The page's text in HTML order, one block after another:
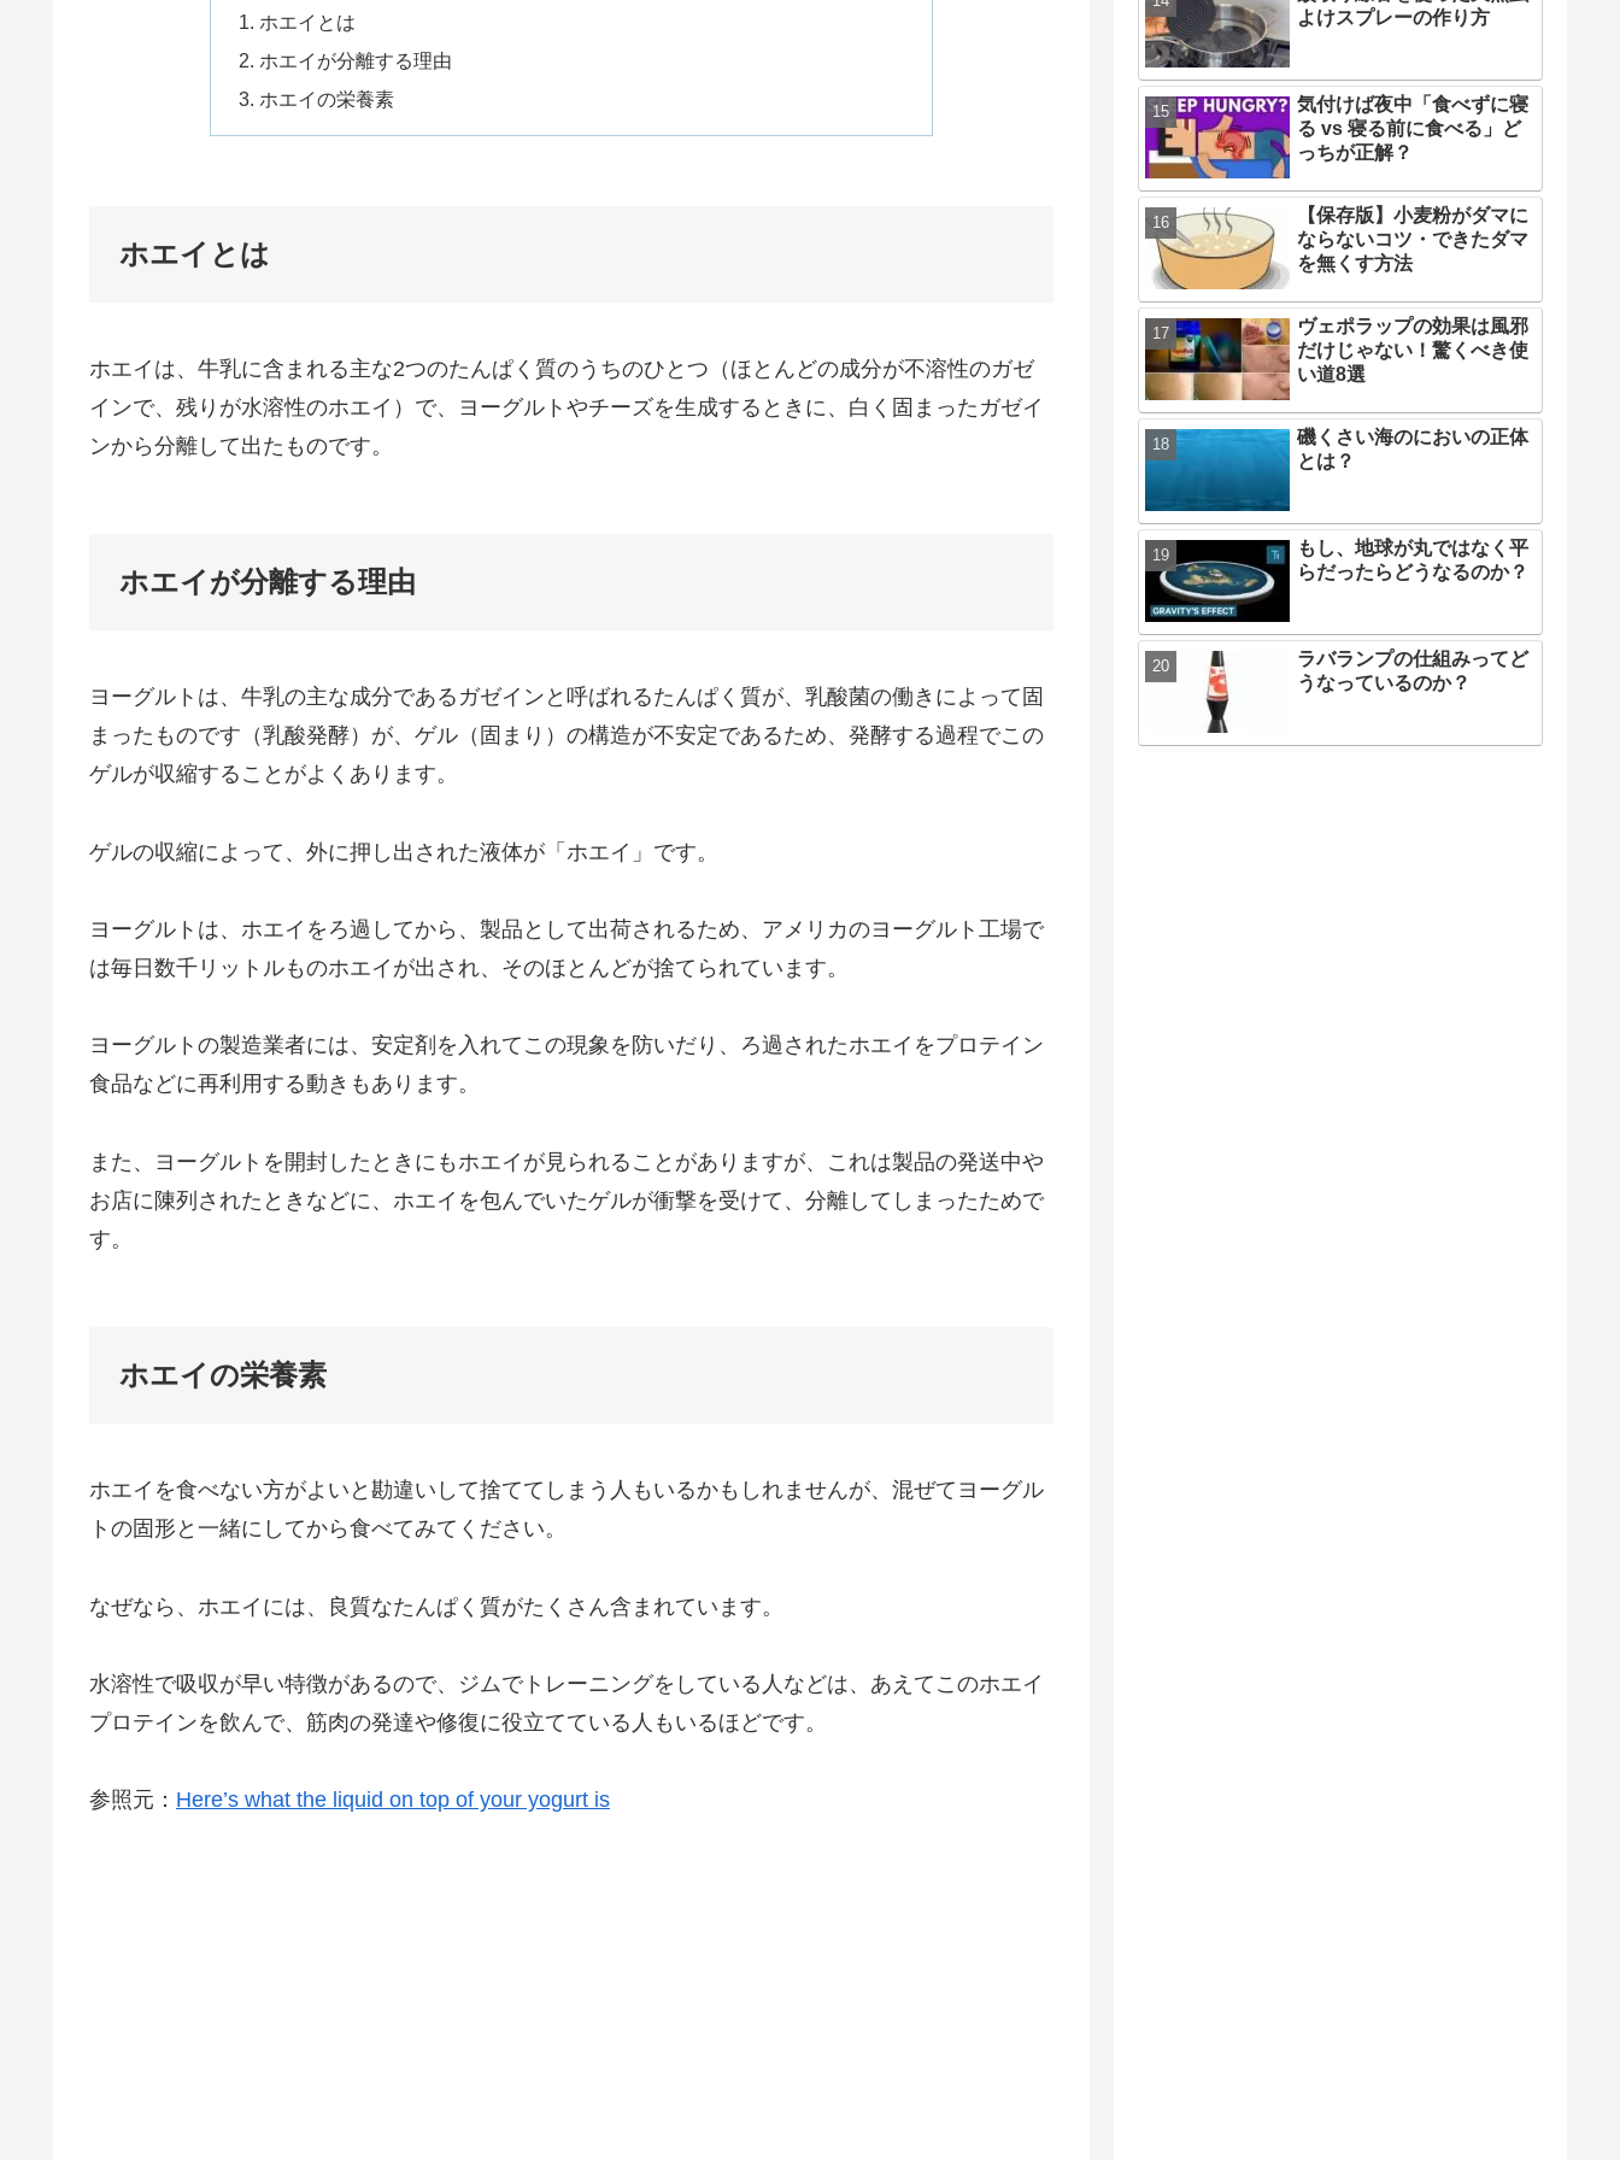
ホエイとは
ホエイが分離する理由
ホエイの栄養素
ホエイとは
ホエイは、牛乳に含まれる主な2つのたんぱく質のうちのひとつ（ほとんどの成分が不溶性のガゼ
インで、残りが水溶性のホエイ）で、ヨーグルトやチーズを生成するときに、白く固まったガゼイ
ンから分離して出たものです。
ホエイが分離する理由
ヨーグルトは、牛乳の主な成分であるガゼインと呼ばれるたんぱく質が、乳酸菌の働きによって固
まったものです（乳酸発酵）が、ゲル（固まり）の構造が不安定であるため、発酵する過程でこの
ゲルが収縮することがよくあります。
ゲルの収縮によって、外に押し出された液体が「ホエイ」です。
ヨーグルトは、ホエイをろ過してから、製品として出荷されるため、アメリカのヨーグルト工場で
は毎日数千リットルものホエイが出され、そのほとんどが捨てられています。
ヨーグルトの製造業者には、安定剤を入れてこの現象を防いだり、ろ過されたホエイをプロテイン
食品などに再利用する動きもあります。
また、ヨーグルトを開封したときにもホエイが見られることがありますが、これは製品の発送中や
お店に陳列されたときなどに、ホエイを包んでいたゲルが衝撃を受けて、分離してしまったためで
す。
ホエイの栄養素
ホエイを食べない方がよいと勘違いして捨ててしまう人もいるかもしれませんが、混ぜてヨーグル
トの固形と一緒にしてから食べてみてください。
なぜなら、ホエイには、良質なたんぱく質がたくさん含まれています。
水溶性で吸収が早い特徴があるので、ジムでトレーニングをしている人などは、あえてこのホエイ
プロテインを飲んで、筋肉の発達や修復に役立てている人もいるほどです。
参照元： Here’s what the liquid on top of your yogurt is
よけスプレーの作り方
気付けば夜中「食べずに寝
る vs 寝る前に食べる」ど
っちが正解？
【保存版】小麦粉がダマに
ならないコツ・できたダマ
を無くす方法
ヴェポラップの効果は風邪
だけじゃない！驚くべき使
い道8選
磯くさい海のにおいの正体
とは？
もし、地球が丸ではなく平
らだったらどうなるのか？
ラバランプの仕組みってど
うなっているのか？